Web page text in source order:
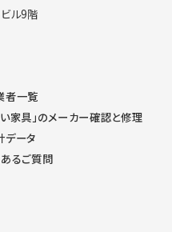
ル9階
者一覧
い家具」のメーカー確認と修理
データ
あるご質問